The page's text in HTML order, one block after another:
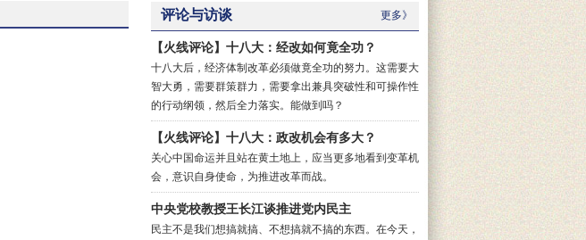
评论与访谈 更多》
【火线评论】十八大：经改如何竟全功？
十八大后，经济体制改革必须做竟全功的努力。这需要大
智大勇，需要群策群力，需要拿出兼具突破性和可操作性
的行动纲领，然后全力落实。能做到吗？
【火线评论】十八大：政改机会有多大？
关心中国命运并且站在黄土地上，应当更多地看到变革机
会，意识自身使命，为推进改革而战。
中央党校教授王长江谈推进党内民主
民主不是我们想搞就搞、不想搞就不搞的东西。在今天，